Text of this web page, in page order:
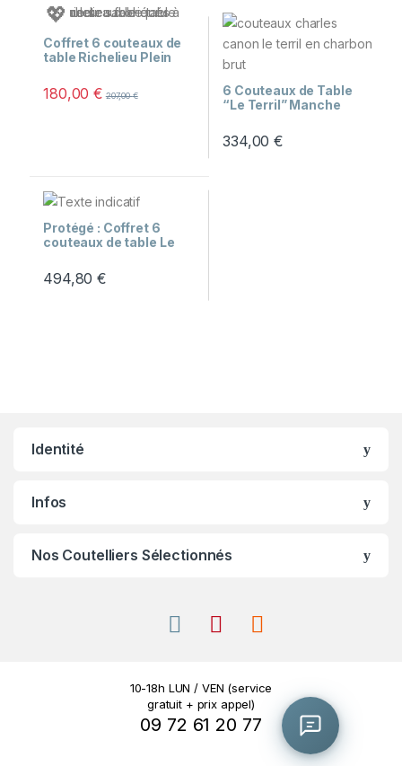
💖
Coffret 6 couteaux de
table Richelieu Plein
180,00€ 207,00€
6 Couteaux de Table
“Le Terril” Manche
Bois
334,00€
Protégé : Coffret 6
couteaux de table Le
494,80€
Identité
Infos
Nos Coutelliers Sélectionnés
10-18h LUN / VEN (service
gratuit + prix appel)
09 72 61 20 77 0/800